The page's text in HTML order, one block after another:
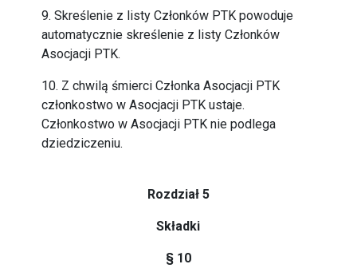
9. Skreślenie z listy Członków PTK powoduje
automatycznie skreślenie z listy Członków
Asocjacji PTK.
10. Z chwilą śmierci Członka Asocjacji PTK
członkostwo w Asocjacji PTK ustaje.
Członkostwo w Asocjacji PTK nie podlega
dziedziczeniu.
Rozdział 5
Składki
§ 10